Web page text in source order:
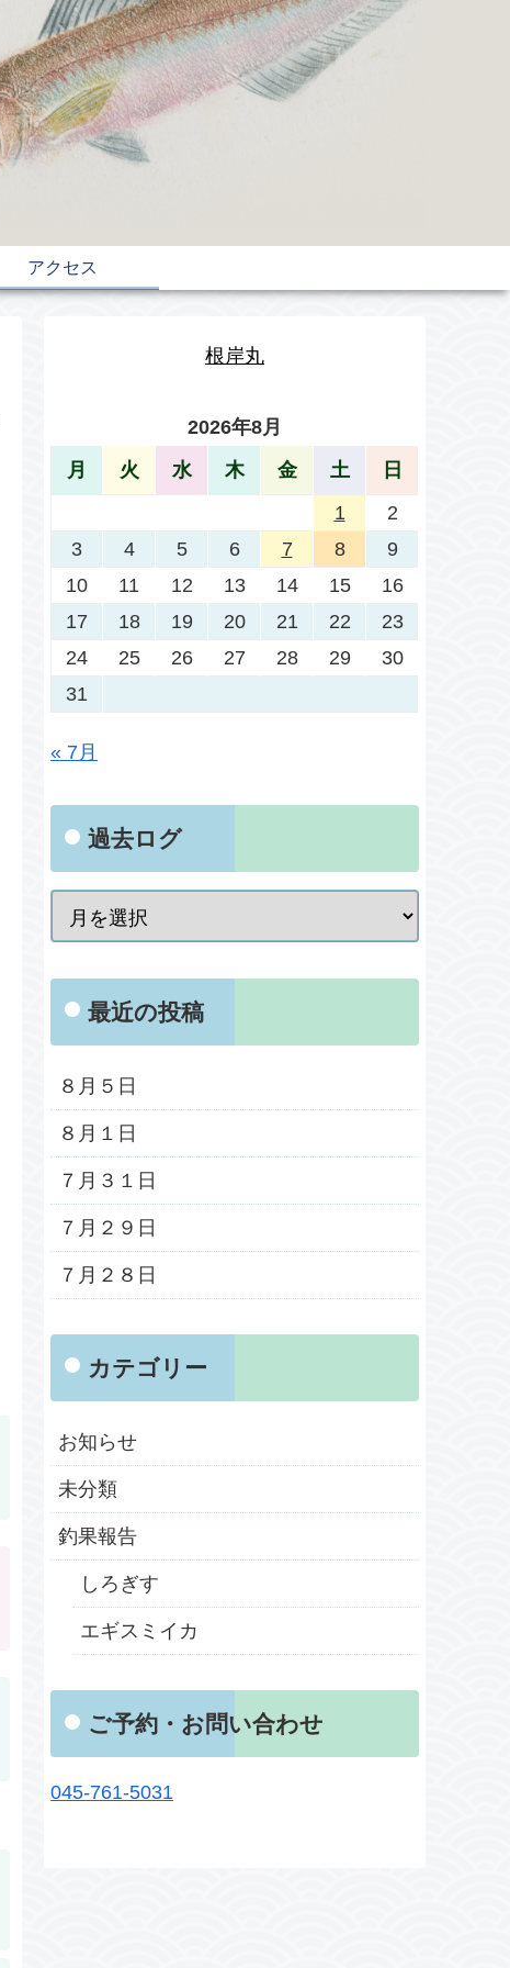
アクセス
根岸丸
2026年8月
月
火 水 木 金 土
日
1
2
3
4 5 6 7 8
9
10
11 12 13 14 15
16
17
18 19 20 21 22
23
24
25 26 27 28 29
30
31
« 7月
過去ログ
最近の投稿
８月５日
８月１日
７月３１日
７月２９日
７月２８日
カテゴリー
お知らせ
未分類
釣果報告
しろぎす
エギスミイカ
ご予約・お問い合わせ
045-761-5031